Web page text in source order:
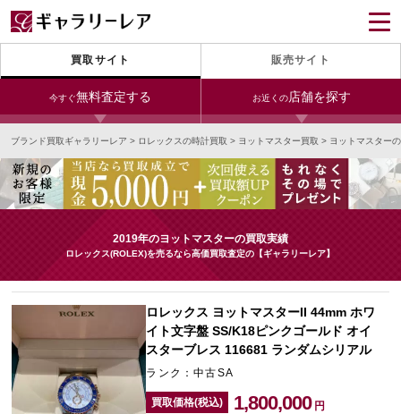
買取サイト 販売サイト
今すぐ無料査定する お近くの店舗を探す
今すぐLINE査定
24時間受付（対応時間10:00～19:00）
宅配買取を申し込む
無料の宅配キットをお届けします
今すぐ電話査定
受付時間 10:00～19:00
銀座本店 青山表参道店 新宿東口店
小田急新宿店
心斎橋本店 東心斎橋店 梅田店
なんば店 神戸元町(三宮)店 LAB大阪
中野ブロードウェイ
ブランド買取ギャラリーレア > ロレックスの時計買取 > ヨットマスター買取 > ヨットマスター
2019年のヨットマスターの買取実績
ロレックス(ROLEX)を売るなら高価買取査定の【ギャラリーレア】
ロレックス ヨットマスターII 44mm ホワ
イト文字盤 SS/K18ピンクゴールド オイ
スターブレス 116681 ランダムシリアル
ランク：中古SA
買取価格(税込) 1,800,000 円